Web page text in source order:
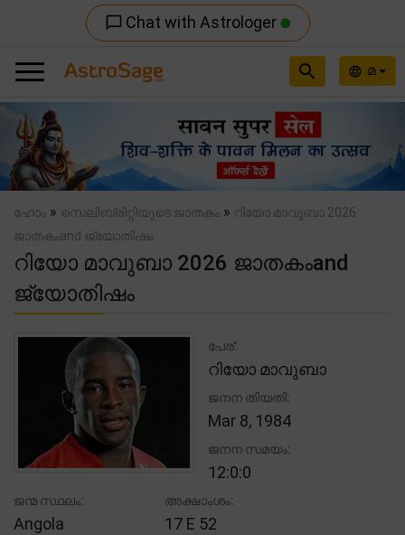
chat_bubble_outline Chat with Astrologer
language മ
search
Previous
ഹോം » സെലിബ്രിറ്റിയുടെ ജാതകം » റിയോ മാവുബാ 2026
ജാതകംand ജ്യോതിഷം
റിയോ മാവുബാ 2026 ജാതകംand
ജ്യോതിഷം
പേര്:
റിയോ മാവുബാ
ജനന തിയതി:
Mar 8, 1984
ജനന സമയം:
12:0:0
ജന്മ സ്ഥലം:
Angola
അക്ഷാംശം:
17 E 52